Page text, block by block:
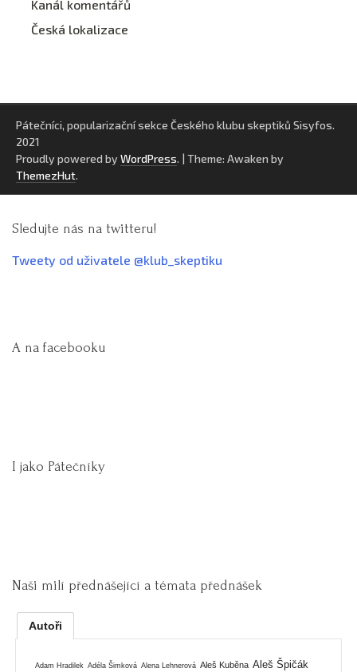
Kanál komentářů
Česká lokalizace
Pátečníci, popularizační sekce Českého klubu skeptiků Sisyfos.
2021
Proudly powered by WordPress. | Theme: Awaken by
ThemezHut.
Sledujte nás na twitteru!
Tweety od uživatele @klub_skeptiku
A na facebooku
I jako Pátečníky
Naši milí přednášející a témata přednášek
Autoři
Adam Hradilek Adéla Šimková Alena Lehnerová Aleš Kuběna Aleš Špičák